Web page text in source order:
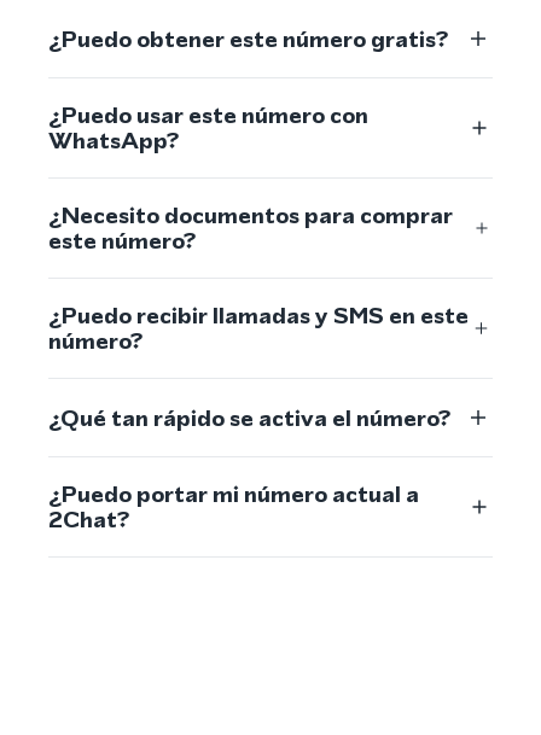
¿Puedo obtener este número gratis?
¿Puedo usar este número con
WhatsApp?
¿Necesito documentos para comprar
este número?
¿Puedo recibir llamadas y SMS en este
número?
¿Qué tan rápido se activa el número?
¿Puedo portar mi número actual a
2Chat?